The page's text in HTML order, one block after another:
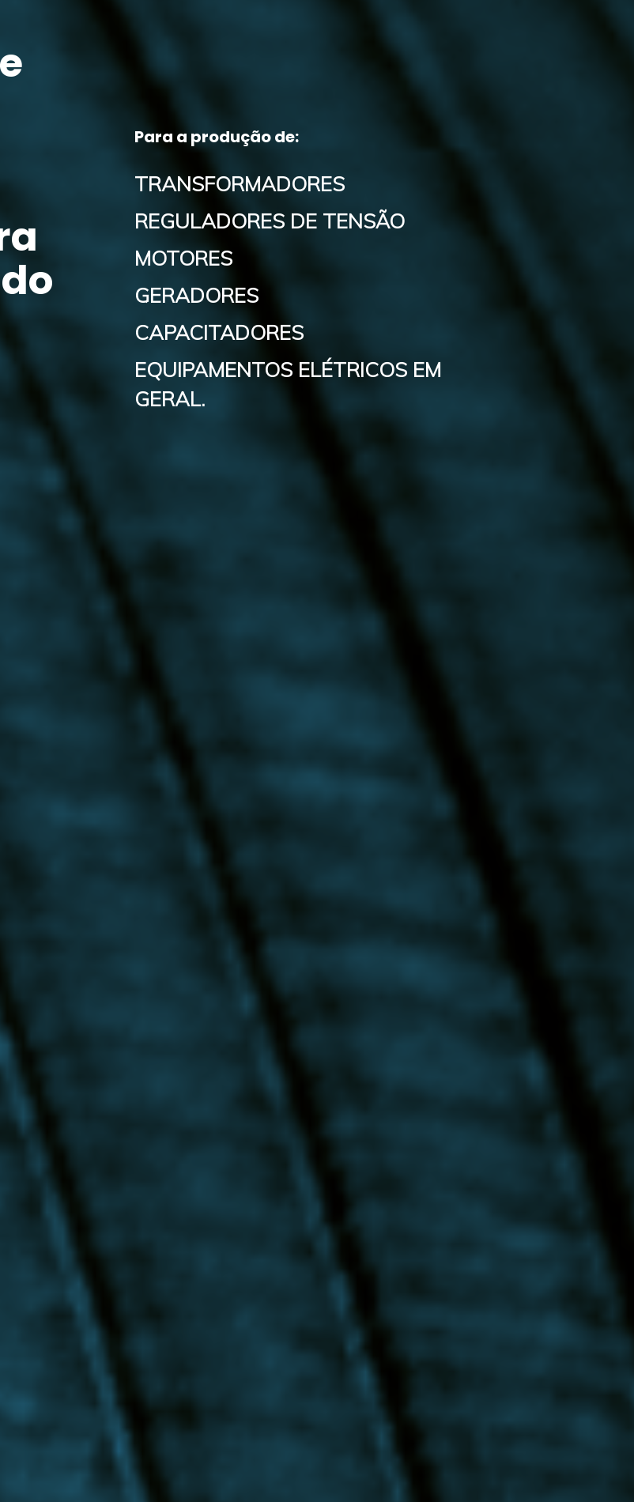
Para a produção de:
TRANSFORMADORES
REGULADORES DE TENSÃO
MOTORES
GERADORES
CAPACITADORES
EQUIPAMENTOS ELÉTRICOS EM
GERAL.